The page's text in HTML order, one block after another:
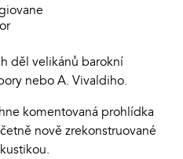
děl velikánů barokní
nebo A. Vivaldiho.
komentovaná prohlídka
nově zrekonstruované